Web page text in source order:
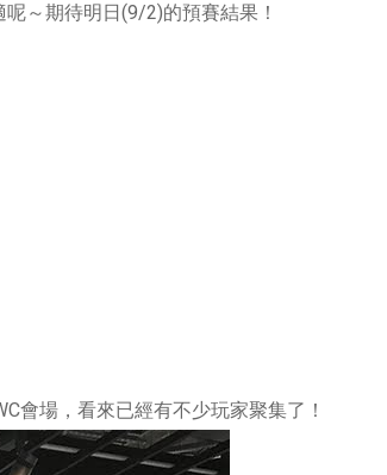
～期待明日(9/2)的預賽結果！
會場，看來已經有不少玩家聚集了！